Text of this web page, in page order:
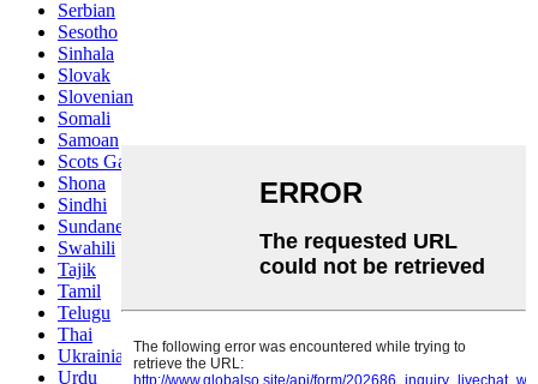
Serbian
Sesotho
Sinhala
Slovak
Slovenian
Somali
Samoan
Scots Gaelic
Shona
Sindhi
Sundanese
Swahili
Tajik
Tamil
Telugu
Thai
Ukrainian
Urdu